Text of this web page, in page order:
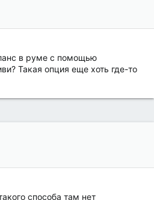
в руме с помощью
Такая опция еще хоть где-то
способа там нет